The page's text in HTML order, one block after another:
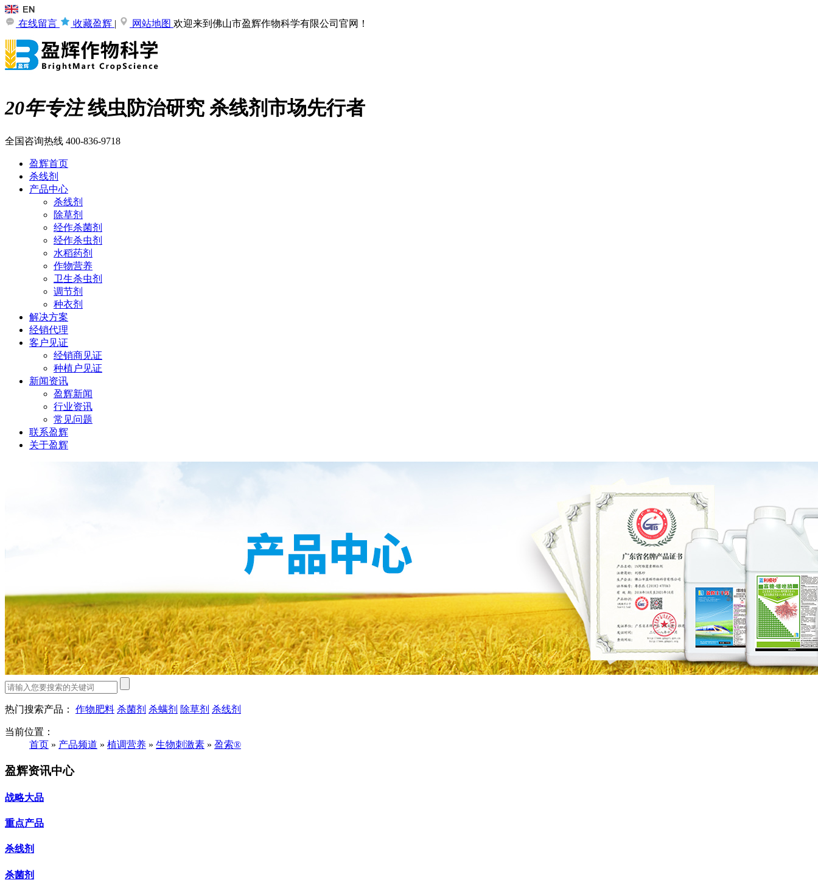
在线留言 收藏盈辉 | 网站地图 欢迎来到佛山市盈辉作物科学有限公司官网！
20年专注线虫防治研究 杀线剂市场先行者
全国咨询热线 400-836-9718
盈辉首页
杀线剂
产品中心
杀线剂
除草剂
经作杀菌剂
经作杀虫剂
水稻药剂
作物营养
卫生杀虫剂
调节剂
种衣剂
解决方案
经销代理
客户见证
经销商见证
种植户见证
新闻资讯
盈辉新闻
行业资讯
常见问题
联系盈辉
关于盈辉
热门搜索产品： 作物肥料 杀菌剂 杀螨剂 除草剂 杀线剂
当前位置：
首页 » 产品频道 » 植调营养 » 生物刺激素 » 盈索®
盈辉资讯中心
战略大品
重点产品
杀线剂
杀菌剂